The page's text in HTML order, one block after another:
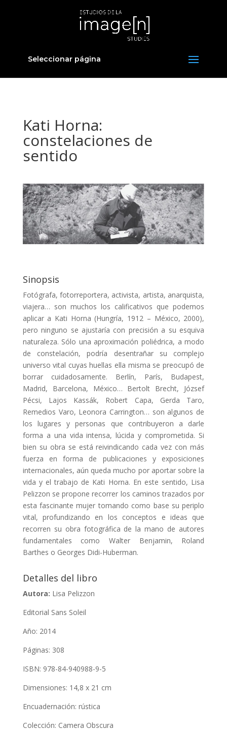
Seleccionar página
Kati Horna:
constelaciones de
sentido
Sinopsis
Fotógrafa, fotorreportera, activista, artista, anarquista,
viajera… son muchos los calificativos que podemos
aplicar a Kati Horna (Hungría, 1912 – México, 2000),
pero ninguno se ajustaría con precisión a su esquiva
naturaleza. Sólo una aproximación poliédrica, a modo
de constelación, podría desentrañar su complejo
universo vital cuyas huellas ella misma se preocupó de
borrar cuidadosamente. Berlín, París, Budapest,
Madrid, Barcelona, México… Bertolt Brecht, József
Pécsi, Lajos Kassák, Robert Capa, Gerda Taro,
Remedios Varo, Leonora Carrington… son algunos de
los lugares y personas que contribuyeron a darle
forma a una vida intensa, lúcida y comprometida. Si
bien su obra se está reivindicando cada vez con más
fuerza en forma de publicaciones y exposiciones
internacionales, aún queda mucho por aportar sobre la
vida y el trabajo de Kati Horna. En este sentido, Lisa
Pelizzon se propone recorrer los caminos trazados por
esta fascinante mujer tomando como base su periplo
vital, profundizando en los conceptos e ideas que
recorren su obra fotográfica de la mano de autores
fundamentales como Walter Benjamin, Roland
Barthes o Georges Didi-Huberman.
Detalles del libro
Autora: Lisa Pelizzon
Editorial Sans Soleil
Año: 2014
Páginas: 308
ISBN: 978-84-940988-9-5
Dimensiones: 14,8 x 21 cm
Encuadernación: rústica
Colección: Camera Obscura